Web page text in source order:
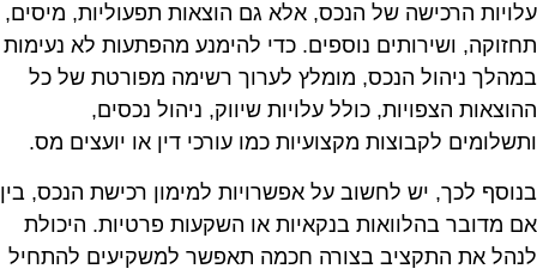
הרכישה של הנכס, אלא גם הוצאות תפעוליות, מיסים,
ושירותים נוספים. כדי להימנע מהפתעות לא נעימות
ניהול הנכס, מומלץ לערוך רשימה מפורטת של כל
הצפויות, כולל עלויות שיווק, ניהול נכסים,
לקבוצות מקצועיות כמו עורכי דין או יועצים מס.
לכך, יש לחשוב על אפשרויות למימון רכישת הנכס, בין
מדובר בהלוואות בנקאיות או השקעות פרטיות. היכולת
את התקציב בצורה חכמה תאפשר למשקיעים להתחיל